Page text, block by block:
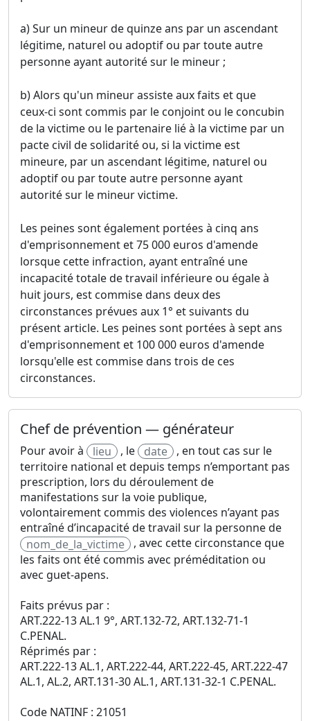
a) Sur un mineur de quinze ans par un ascendant
légitime, naturel ou adoptif ou par toute autre
personne ayant autorité sur le mineur ;
b) Alors qu'un mineur assiste aux faits et que
ceux-ci sont commis par le conjoint ou le concubin
de la victime ou le partenaire lié à la victime par un
pacte civil de solidarité ou, si la victime est
mineure, par un ascendant légitime, naturel ou
adoptif ou par toute autre personne ayant
autorité sur le mineur victime.
Les peines sont également portées à cinq ans
d'emprisonnement et 75 000 euros d'amende
lorsque cette infraction, ayant entraîné une
incapacité totale de travail inférieure ou égale à
huit jours, est commise dans deux des
circonstances prévues aux 1° et suivants du
présent article. Les peines sont portées à sept ans
d'emprisonnement et 100 000 euros d'amende
lorsqu'elle est commise dans trois de ces
circonstances.
Chef de prévention — générateur
Pour avoir à lieu , le date
, en tout cas sur le
territoire national et depuis temps n’emportant pas
prescription, lors du déroulement de
manifestations sur la voie publique,
volontairement commis des violences n’ayant pas
entraîné d’incapacité de travail sur la personne de
nom_de_la_victime
, avec cette circonstance que
les faits ont été commis avec préméditation ou
avec guet-apens.
Faits prévus par :
ART.222-13 AL.1 9°, ART.132-72, ART.132-71-1
C.PENAL.
Réprimés par :
ART.222-13 AL.1, ART.222-44, ART.222-45, ART.222-47
AL.1, AL.2, ART.131-30 AL.1, ART.131-32-1 C.PENAL.
Code NATINF : 21051